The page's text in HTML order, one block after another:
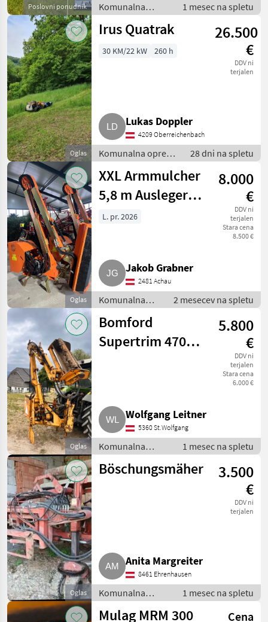
Poslovni ponudnik
Komunalna
oprema /
Kosilnica za
1 mesec na spletu
Oglas
Irus Quatrak
26.500
€
DDV ni
terjalen
30 KM/22 kW 260 h
Lukas Doppler
4209 Oberreichenbach
Komunalna oprema
/ Kosilnica za
brežine
28 dni na spletu
Oglas
XXL Armmulcher
5,8 m Ausleger,
1,25 m
8.000
€
DDV ni
terjalen
Stara cena
8.500 €
L. pr. 2026
Jakob Grabner
2481 Achau
Komunalna
oprema /
Kosilnica za
brežine
2 mesecev na spletu
Oglas
Bomford
Supertrim 470,
5.800
€
DDV ni
terjalen
Stara cena
6.000 €
Wolfgang Leitner
5360 St.Wolfgang
Komunalna
oprema /
Kosilnica za
1 mesec na spletu
Oglas
Böschungsmäher
3.500
€
DDV ni
terjalen
Anita Margreiter
8461 Ehrenhausen
Komunalna
oprema /
Kosilnica za
1 mesec na spletu
Mulag MRM 300
Cena